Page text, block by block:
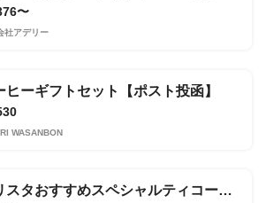
〜
社アデリー
ヒーギフトセット【ポスト投函】
WASANBON
バリスタおすすめスペシャルティコーヒー3種類セット(15杯分)